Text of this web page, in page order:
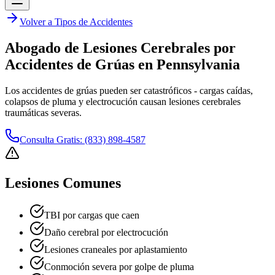
Volver a Tipos de Accidentes
Abogado de Lesiones Cerebrales por
Accidentes de Grúas en Pennsylvania
Los accidentes de grúas pueden ser catastróficos - cargas caídas,
colapsos de pluma y electrocución causan lesiones cerebrales
traumáticas severas.
Consulta Gratis: (833) 898-4587
Lesiones Comunes
TBI por cargas que caen
Daño cerebral por electrocución
Lesiones craneales por aplastamiento
Conmoción severa por golpe de pluma